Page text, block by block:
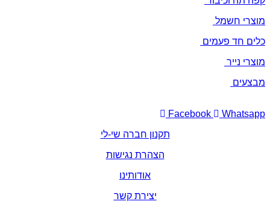
מוצרי חשמל
כלים חד פעמים
מוצרי נייר
מבצעים
Facebook
Whatsapp
תקנון חברה שי-לי
הצהרת נגישות
אודותינו
יצירת קשר